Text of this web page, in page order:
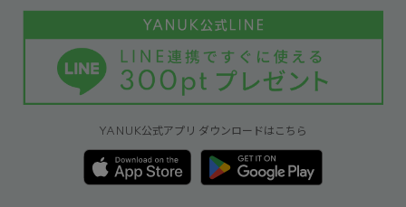
YANUK公式アプリ ダウンロードはこちら